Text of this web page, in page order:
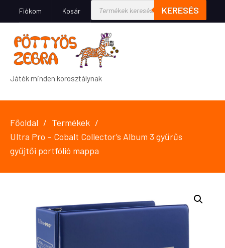
Fiókom Kosár KERESÉS
Játék minden korosztálynak
Főoldal
Termékek
Ultra Pro – Cobalt Collector’s Album 3 gyűrűs
gyűjtői portfólió mappa